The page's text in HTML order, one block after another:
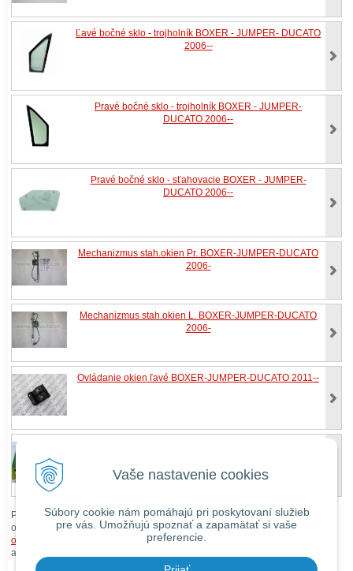
Vaše nastavenie cookies
Súbory cookie nám pomáhajú pri poskytovaní služieb
pre vás. Umožňujú spoznať a zapamätať si vaše
preferencie.
Ľavé bočné sklo - trojholník BOXER - JUMPER- DUCATO
2006--
Pravé bočné sklo - trojholník BOXER - JUMPER-
DUCATO 2006--
Pravé bočné sklo - sťahovacie BOXER - JUMPER-
DUCATO 2006--
Mechanizmus stah.okien Pr. BOXER-JUMPER-DUCATO
2006-
Mechanizmus stah.okien L. BOXER-JUMPER-DUCATO
2006-
Ovládanie okien ľavé BOXER-JUMPER-DUCATO 2011--
Pri zaslaní tovaru mimo územia Slovenskej republiky budú ku každej
objednávke prirátanénáklady na dopravu mimo územia SR podľa
obchodných podmienok
. O cene Vás budeme vopred informovať telefonicky
alebo e-mailom.